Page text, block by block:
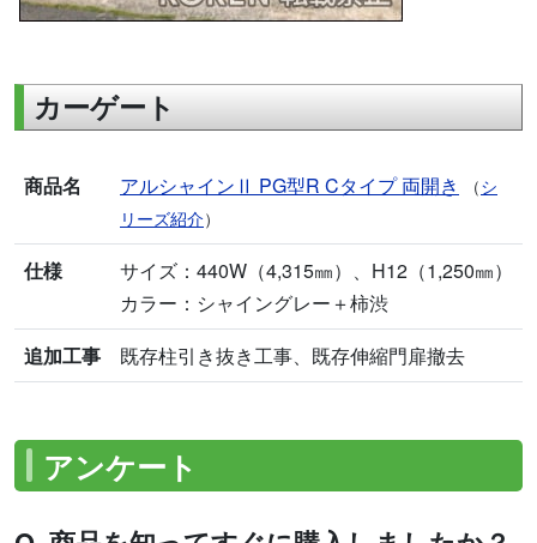
カーゲート
商品名 アルシャインⅡ PG型R Cタイプ 両開き （シ
リーズ紹介）
仕様
サイズ：440W（4,315㎜）、H12（1,250㎜）
カラー：シャイングレー＋柿渋
追加工事
既存柱引き抜き工事、既存伸縮門扉撤去
アンケート